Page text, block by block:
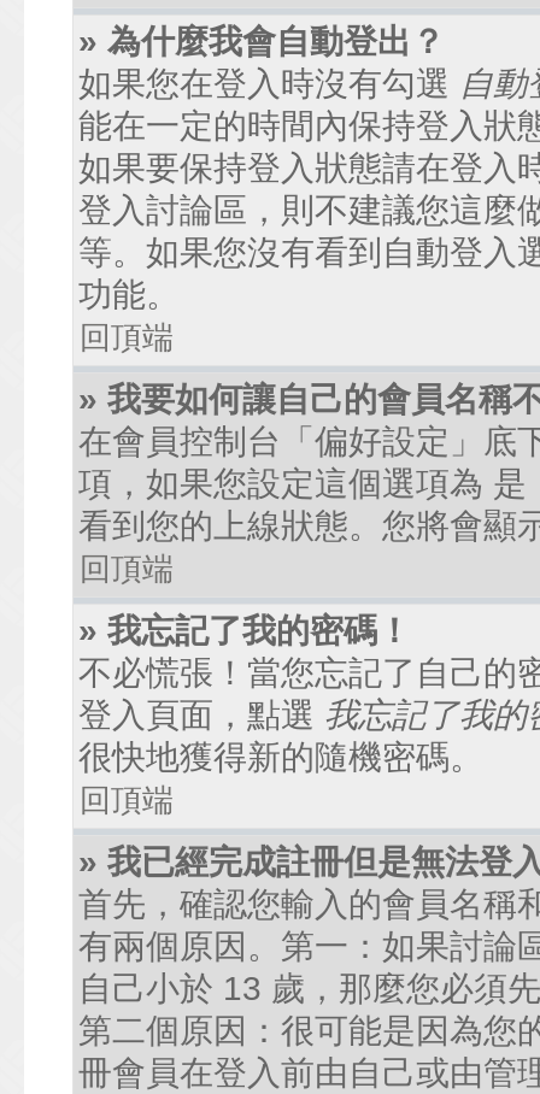
» 為什麼我會自動登出？
如果您在登入時沒有勾選 自動
能在一定的時間內保持登入狀
如果要保持登入狀態請在登入
登入討論區，則不建議您這麼
等。如果您沒有看到自動登入
功能。
回頂端
» 我要如何讓自己的會員名稱
在會員控制台「偏好設定」底
項，如果您設定這個選項為 是
看到您的上線狀態。您將會顯
回頂端
» 我忘記了我的密碼！
不必慌張！當您忘記了自己的
登入頁面，點選 我忘記了我的
很快地獲得新的隨機密碼。
回頂端
» 我已經完成註冊但是無法登
首先，確認您輸入的會員名稱
有兩個原因。第一：如果討論
自己小於 13 歲，那麼您必須
第二個原因：很可能是因為您
冊會員在登入前由自己或由管